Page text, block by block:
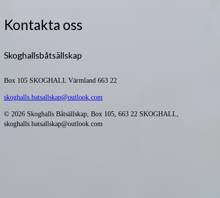
Kontakta oss
Skoghallsbåtsällskap
Box 105 SKOGHALL Värmland 663 22
skoghalls.batsallskap@outlook.com
© 2026 Skoghalls Båtsällskap, Box 105, 663 22 SKOGHALL,
skoghalls.batsallskap@outlook.com